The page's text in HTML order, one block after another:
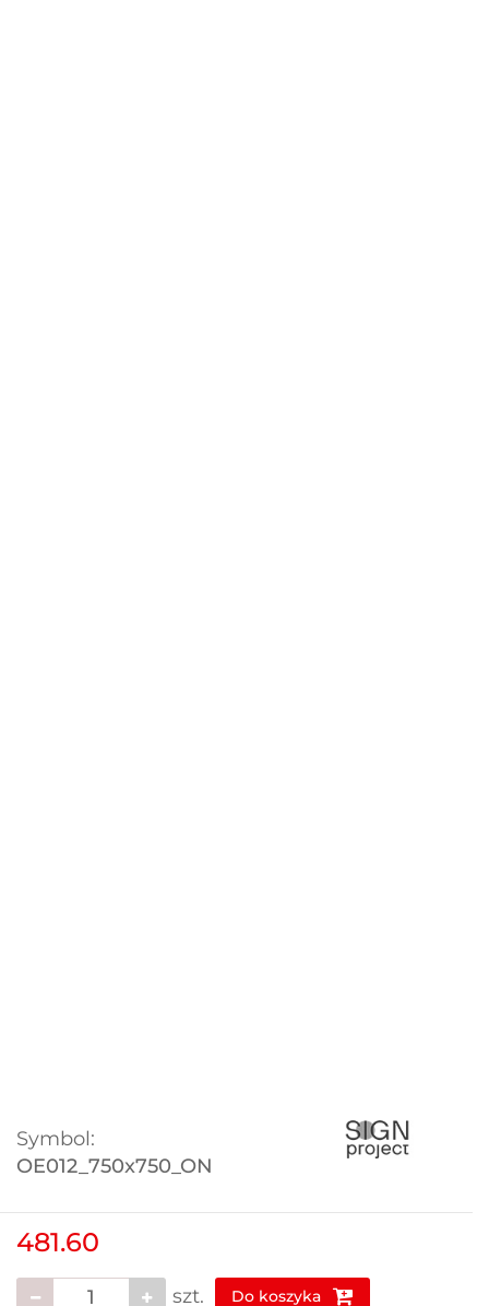
Symbol:
OE012_750x750_ON
481.60
szt. Do koszyka